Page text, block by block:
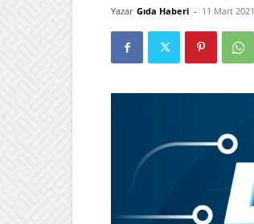
Yazar Gıda Haberi - 11 Mart 2021